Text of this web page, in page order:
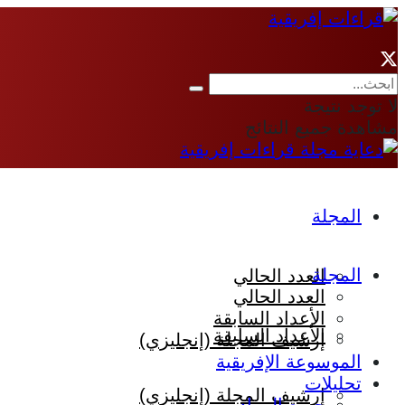
لا توجد نتيجة
مشاهدة جميع النتائج
المجلة
العدد الحالي
الأعداد السابقة
إرشيف المجلة (إنجليزي)
المجلة
العدد الحالي
الأعداد السابقة
إرشيف المجلة (إنجليزي)
الموسوعة الإفريقية
تحليلات